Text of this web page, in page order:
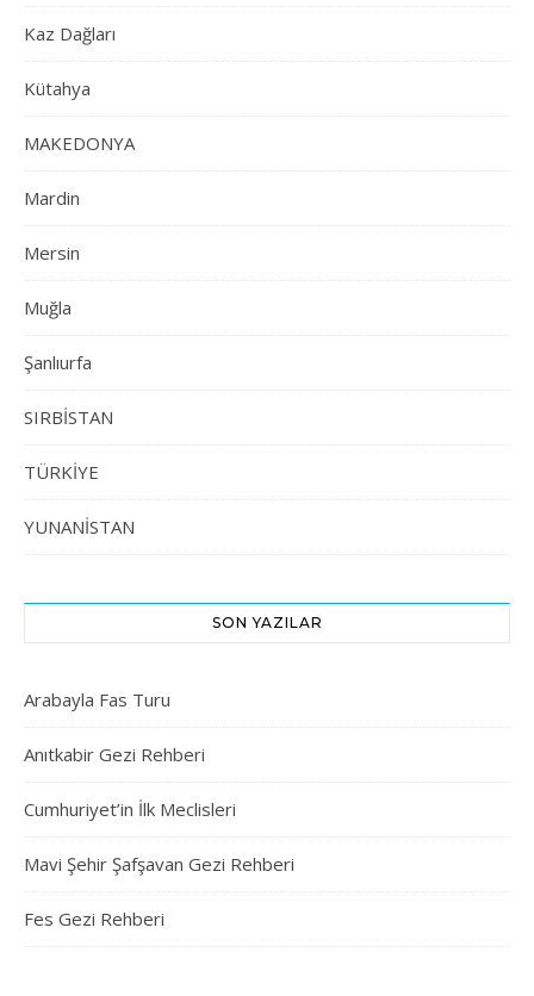
Kaz Dağları
Kütahya
MAKEDONYA
Mardin
Mersin
Muğla
Şanlıurfa
SIRBİSTAN
TÜRKİYE
YUNANİSTAN
SON YAZILAR
Arabayla Fas Turu
Anıtkabir Gezi Rehberi
Cumhuriyet’in İlk Meclisleri
Mavi Şehir Şafşavan Gezi Rehberi
Fes Gezi Rehberi